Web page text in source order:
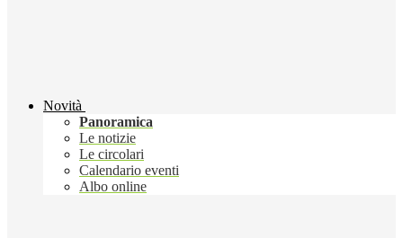
Novità
Panoramica
Le notizie
Le circolari
Calendario eventi
Albo online